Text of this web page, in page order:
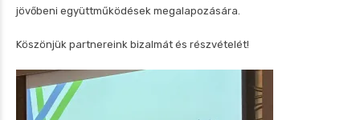
jövőbeni együttműködések megalapozására.
Köszönjük partnereink bizalmát és részvételét!